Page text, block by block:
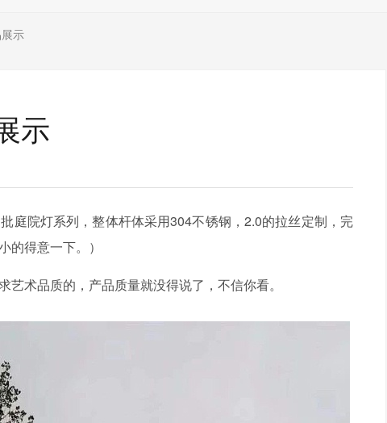
示
示
庭院灯系列，整体杆体采用304不锈钢，2.0的拉丝定制，完
的得意一下。）
术品质的，产品质量就没得说了，不信你看。